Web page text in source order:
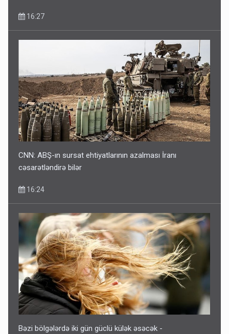
16:27
CNN: ABŞ-ın sursat ehtiyatlarının azalması İranı
cəsarətləndirə bilər
16:24
Bəzi bölgələrdə iki gün güclü külək əsəcək -